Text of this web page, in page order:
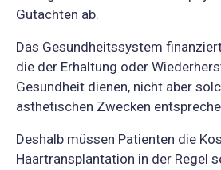
Gutachten ab.
Das Gesundheitssystem
die der Erhaltung oder
Gesundheit dienen, nicht aber
ästhetischen Zwecken
Deshalb müssen Patienten die
Haartransplantation in der Regel